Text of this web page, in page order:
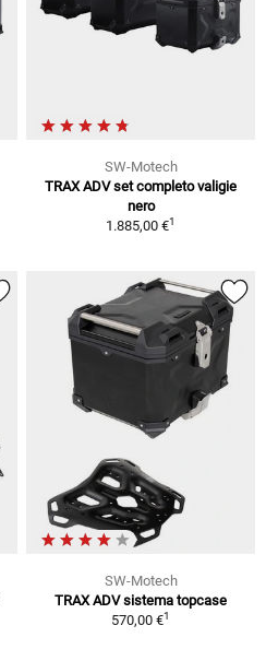
SW-Motech
TRAX ADV set completo valigie
nero
1.885,00 €1
SW-Motech
TRAX ADV sistema topcase
570,00 €1